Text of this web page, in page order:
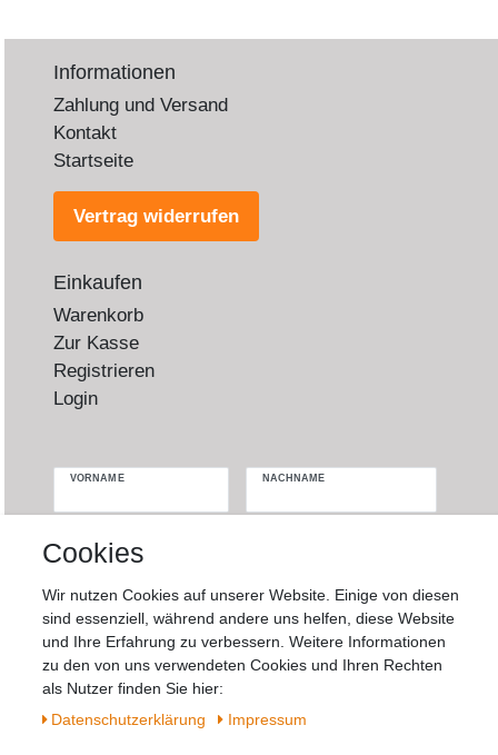
Informationen
Zahlung und Versand
Kontakt
Startseite
Vertrag widerrufen
Einkaufen
Warenkorb
Zur Kasse
Registrieren
Login
VORNAME NACHNAME
Newsletter
Honig
Hiermit bestätige ich, dass ich dieDaten­
schutz­erklärung
gelesen habe. Meine
Einwilligung kann ich jederzeit widerrufen.**
Abonnieren
Cookies
Wir nutzen Cookies auf unserer Website. Einige von diesen
sind essenziell, während andere uns helfen, diese Website
und Ihre Erfahrung zu verbessern. Weitere Informationen
zu den von uns verwendeten Cookies und Ihren Rechten
als Nutzer finden Sie hier:
Daten­schutz­erklärung
Impressum